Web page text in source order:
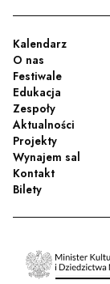
Kalendarz
O nas
Festiwale
Edukacja
Zespoły
Aktualności
Projekty
Wynajem sal
Kontakt
Bilety